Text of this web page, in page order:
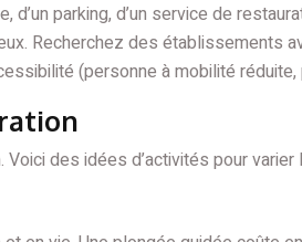
d’un parking, d’un service de
Recherchez des établissements
(personne à mobilité
des idées d’activités pour